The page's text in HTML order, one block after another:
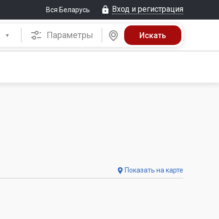
Вся Беларусь Вход и регистрация
Параметры
Показать на карте